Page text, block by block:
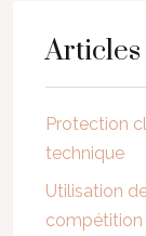
Protection
technique
Utilisation
compétition